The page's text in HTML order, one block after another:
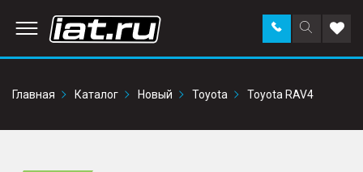
Поиск
по
Заказать
звонок в
Главная
Каталог Новый Toyota Toyota RAV4